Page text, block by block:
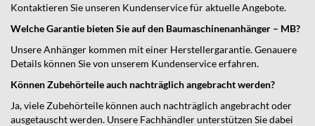
Kontaktieren Sie unseren Kundenservice für aktuelle Angebote.
Welche Garantie bieten Sie auf den Baumaschinenanhänger – MB?
Unsere Anhänger kommen mit einer Herstellergarantie. Genauere
Details können Sie von unserem Kundenservice erfahren.
Können Zubehörteile auch nachträglich angebracht werden?
Ja, viele Zubehörteile können auch nachträglich angebracht oder
ausgetauscht werden. Unsere Fachhändler unterstützen Sie dabei